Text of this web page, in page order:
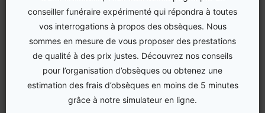
conseiller funéraire expérimenté qui répondra à toutes
vos interrogations à propos des obsèques. Nous
sommes en mesure de vous proposer des prestations
de qualité à des prix justes. Découvrez nos conseils
pour l’organisation d’obsèques ou obtenez une
estimation des frais d’obsèques en moins de 5 minutes
grâce à notre simulateur en ligne.